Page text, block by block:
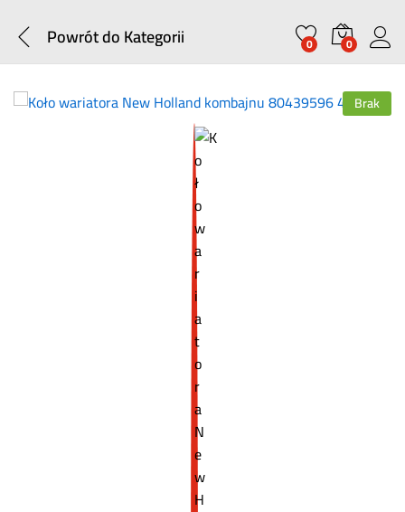
Powrót doKategorii 0 0
Brak